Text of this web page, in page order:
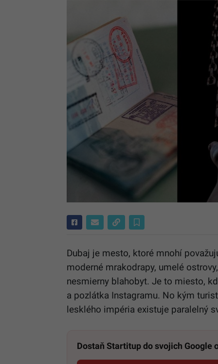
Dubaj je mesto, ktoré mnohí
moderné mrakodrapy, umelé
nesmierny blahobyt. Je to miesto,
a pozlátka Instagramu. No kým
lesklého impéria existuje paralelný
Dostaň Startitup do svojich Google